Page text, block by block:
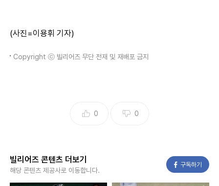
(사진=이용휘 기자)
Copyright ⓒ 빌리어즈 무단 전재 및 재배포 금지
0 0
빌리어즈 콘텐츠 더보기
해당 콘텐츠 제공사로 이동합니다.
구독하기